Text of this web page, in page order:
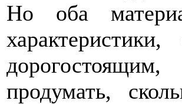
Но оба
продумать,